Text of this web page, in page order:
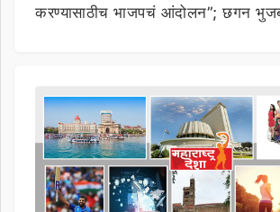
करण्यासाठीच भाजपचं आंदोलन”; छगन